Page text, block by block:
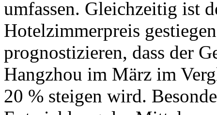
umfassen. Gleichzeitig ist
Hotelzimmerpreis
prognostizieren, dass der
Hangzhou im März im
20 % steigen wird.